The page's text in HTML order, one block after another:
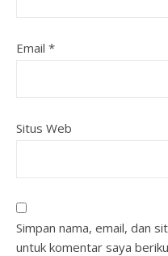
Email *
Situs Web
Simpan nama, email, dan
untuk komentar saya